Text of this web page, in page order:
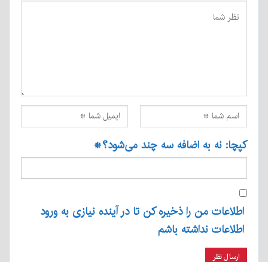
کپچا: نه به اضافه سه چند می‌شود؟*
اطلاعات من را ذخیره کن تا در آینده نیازی به ورود
اطلاعات نداشته باشم